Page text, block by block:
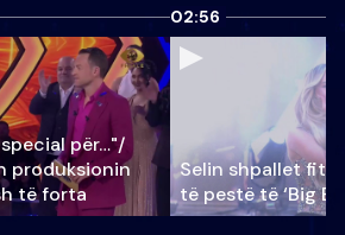
për…"/
produksionin
të forta
02:56
Selin shpallet
të pestë të ‘Big